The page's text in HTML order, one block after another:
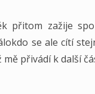
přitom zažije
se ale cítí
mě přivádí k další